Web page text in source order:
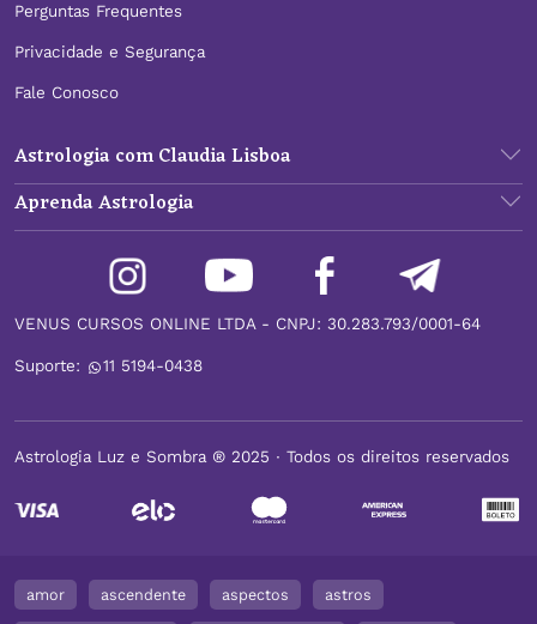
Perguntas Frequentes
Privacidade e Segurança
Fale Conosco
Astrologia com Claudia Lisboa
Aprenda Astrologia
VENUS CURSOS ONLINE LTDA - CNPJ: 30.283.793/0001-64
Suporte: 11 5194-0438
Astrologia Luz e Sombra ® 2025 ∙ Todos os direitos reservados
amor ascendente aspectos astros